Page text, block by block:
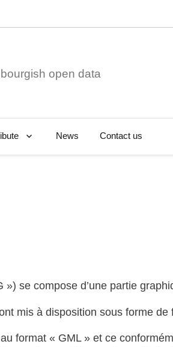
open data
News Contact us
») se compose d’une partie
mis à disposition sous forme de
format « GML » et ce